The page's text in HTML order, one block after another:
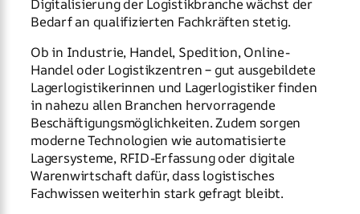
Digitalisierung der Logistikbranche wächst der
Bedarf an qualifizierten Fachkräften stetig.
Ob in Industrie, Handel, Spedition, Online-
Handel oder Logistikzentren – gut ausgebildete
Lagerlogistikerinnen und Lagerlogistiker finden
in nahezu allen Branchen hervorragende
Beschäftigungsmöglichkeiten. Zudem sorgen
moderne Technologien wie automatisierte
Lagersysteme, RFID-Erfassung oder digitale
Warenwirtschaft dafür, dass logistisches
Fachwissen weiterhin stark gefragt bleibt.